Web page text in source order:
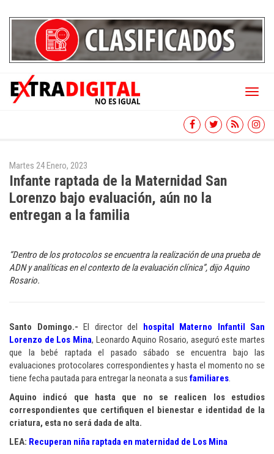
Toggle
Martes 24 Enero, 2023
Infante raptada de la Maternidad San
Lorenzo bajo evaluación, aún no la
entregan a la familia
“Dentro de los protocolos se encuentra la realización de una prueba de
ADN y analíticas en el contexto de la evaluación clínica”, dijo Aquino
Rosario.
Santo Domingo.- El director del
hospital Materno Infantil San
Lorenzo de Los Mina, Leonardo Aquino Rosario, aseguró este martes
que la bebé raptada el pasado sábado se encuentra bajo las
evaluaciones protocolares correspondientes y hasta el momento no se
tiene fecha pautada para entregar la neonata a sus familiares.
Aquino indicó que hasta que no se realicen los estudios
correspondientes que certifiquen el bienestar e identidad de la
criatura, esta no será dada de alta.
LEA: Recuperan niña raptada en maternidad de Los Mina